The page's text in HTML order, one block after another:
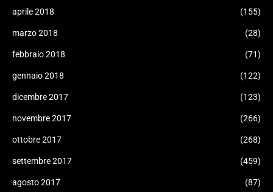
aprile 2018 (155)
marzo 2018 (28)
febbraio 2018 (71)
gennaio 2018 (122)
dicembre 2017 (123)
novembre 2017 (266)
ottobre 2017 (268)
settembre 2017 (459)
agosto 2017 (87)